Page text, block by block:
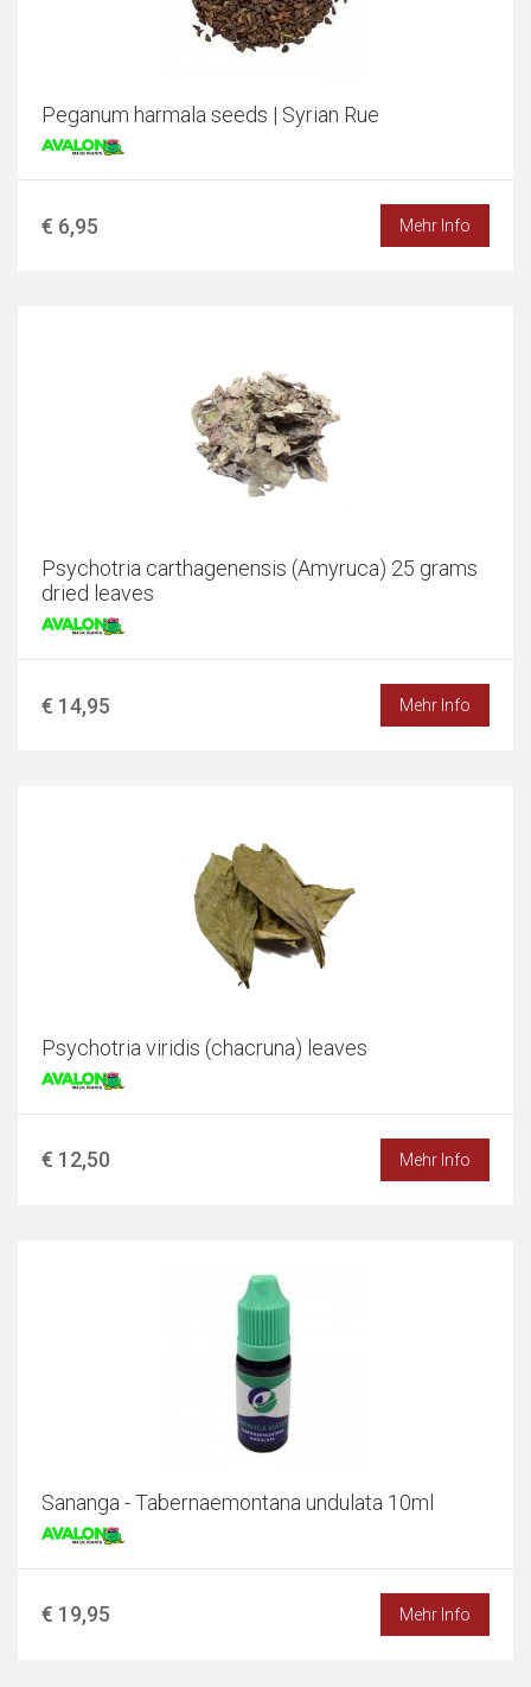
Peganum harmala seeds | Syrian Rue
€ 6,95 Mehr Info
Psychotria carthagenensis (Amyruca) 25 grams
dried leaves
€ 14,95 Mehr Info
Psychotria viridis (chacruna) leaves
€ 12,50 Mehr Info
Sananga - Tabernaemontana undulata 10ml
€ 19,95 Mehr Info